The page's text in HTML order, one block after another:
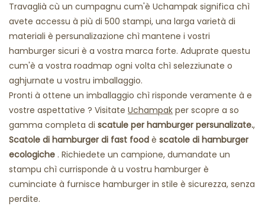
Travaglià cù un cumpagnu cum'è Uchampak significa chì
avete accessu à più di 500 stampi, una larga varietà di
materiali è persunalizazione chì mantene i vostri
hamburger sicuri è a vostra marca forte. Aduprate questu
cum'è a vostra roadmap ogni volta chì selezziunate o
aghjurnate u vostru imballaggio.
Pronti à ottene un imballaggio chì risponde veramente à e
vostre aspettative ? Visitate Uchampak per scopre a so
gamma completa di scatule per hamburger persunalizate.,
Scatole di hamburger di fast food è scatole di hamburger
ecologiche . Richiedete un campione, dumandate un
stampu chì currisponde à u vostru hamburger è
cuminciate à furnisce hamburger in stile è sicurezza, senza
perdite.